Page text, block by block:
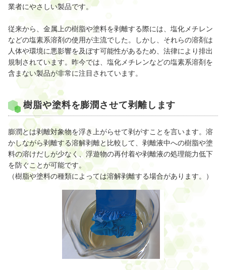
業者にやさしい製品です。
従来から、金属上の樹脂や塗料を剥離する際には、塩化メチレン
などの塩素系溶剤の使用が主流でした。しかし、それらの溶剤は
人体や環境に悪影響を及ぼす可能性があるため、法律により排出
規制されています。昨今では、塩化メチレンなどの塩素系溶剤を
含まない製品が非常に注目されています。
樹脂や塗料を膨潤させて剥離します
膨潤とは剥離対象物を浮き上がらせて剥がすことを言います。溶
かしながら剥離する溶解剥離と比較して、剥離液中への樹脂や塗
料の溶けだしが少なく、浮遊物の再付着や剥離液の処理能力低下
を防ぐことが可能です。
（樹脂や塗料の種類によっては溶解剥離する場合があります。）